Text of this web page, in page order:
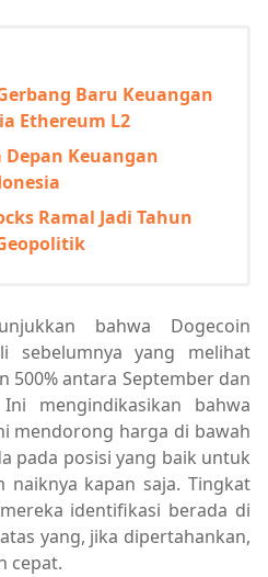
Baru Keuangan
Ethereum L2
Depan Keuangan
Ramal Jadi Tahun
bahwa Dogecoin
sebelumnya yang melihat
500% antara September dan
mengindikasikan bahwa
mendorong harga di bawah
pada posisi yang baik untuk
naiknya kapan saja. Tingkat
identifikasi berada di
yang, jika dipertahankan,
cepat.